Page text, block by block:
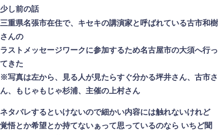
少し前の話
三重県名張市在住で、 キセキの講演家と呼ばれている古市和樹
さんの
ラストメッセージワークに参加するため名古屋市の大須へ行っ
てきた
※写真は左から、見る人が見たらすぐ分かる坪井さん、古市さ
ん、もじゃもじゃ杉浦、主催の上村さん
ネタバレするといけないので細かい内容には触れないけれど
覚悟とか希望とか持てないぁって思っているのなら いちど聞